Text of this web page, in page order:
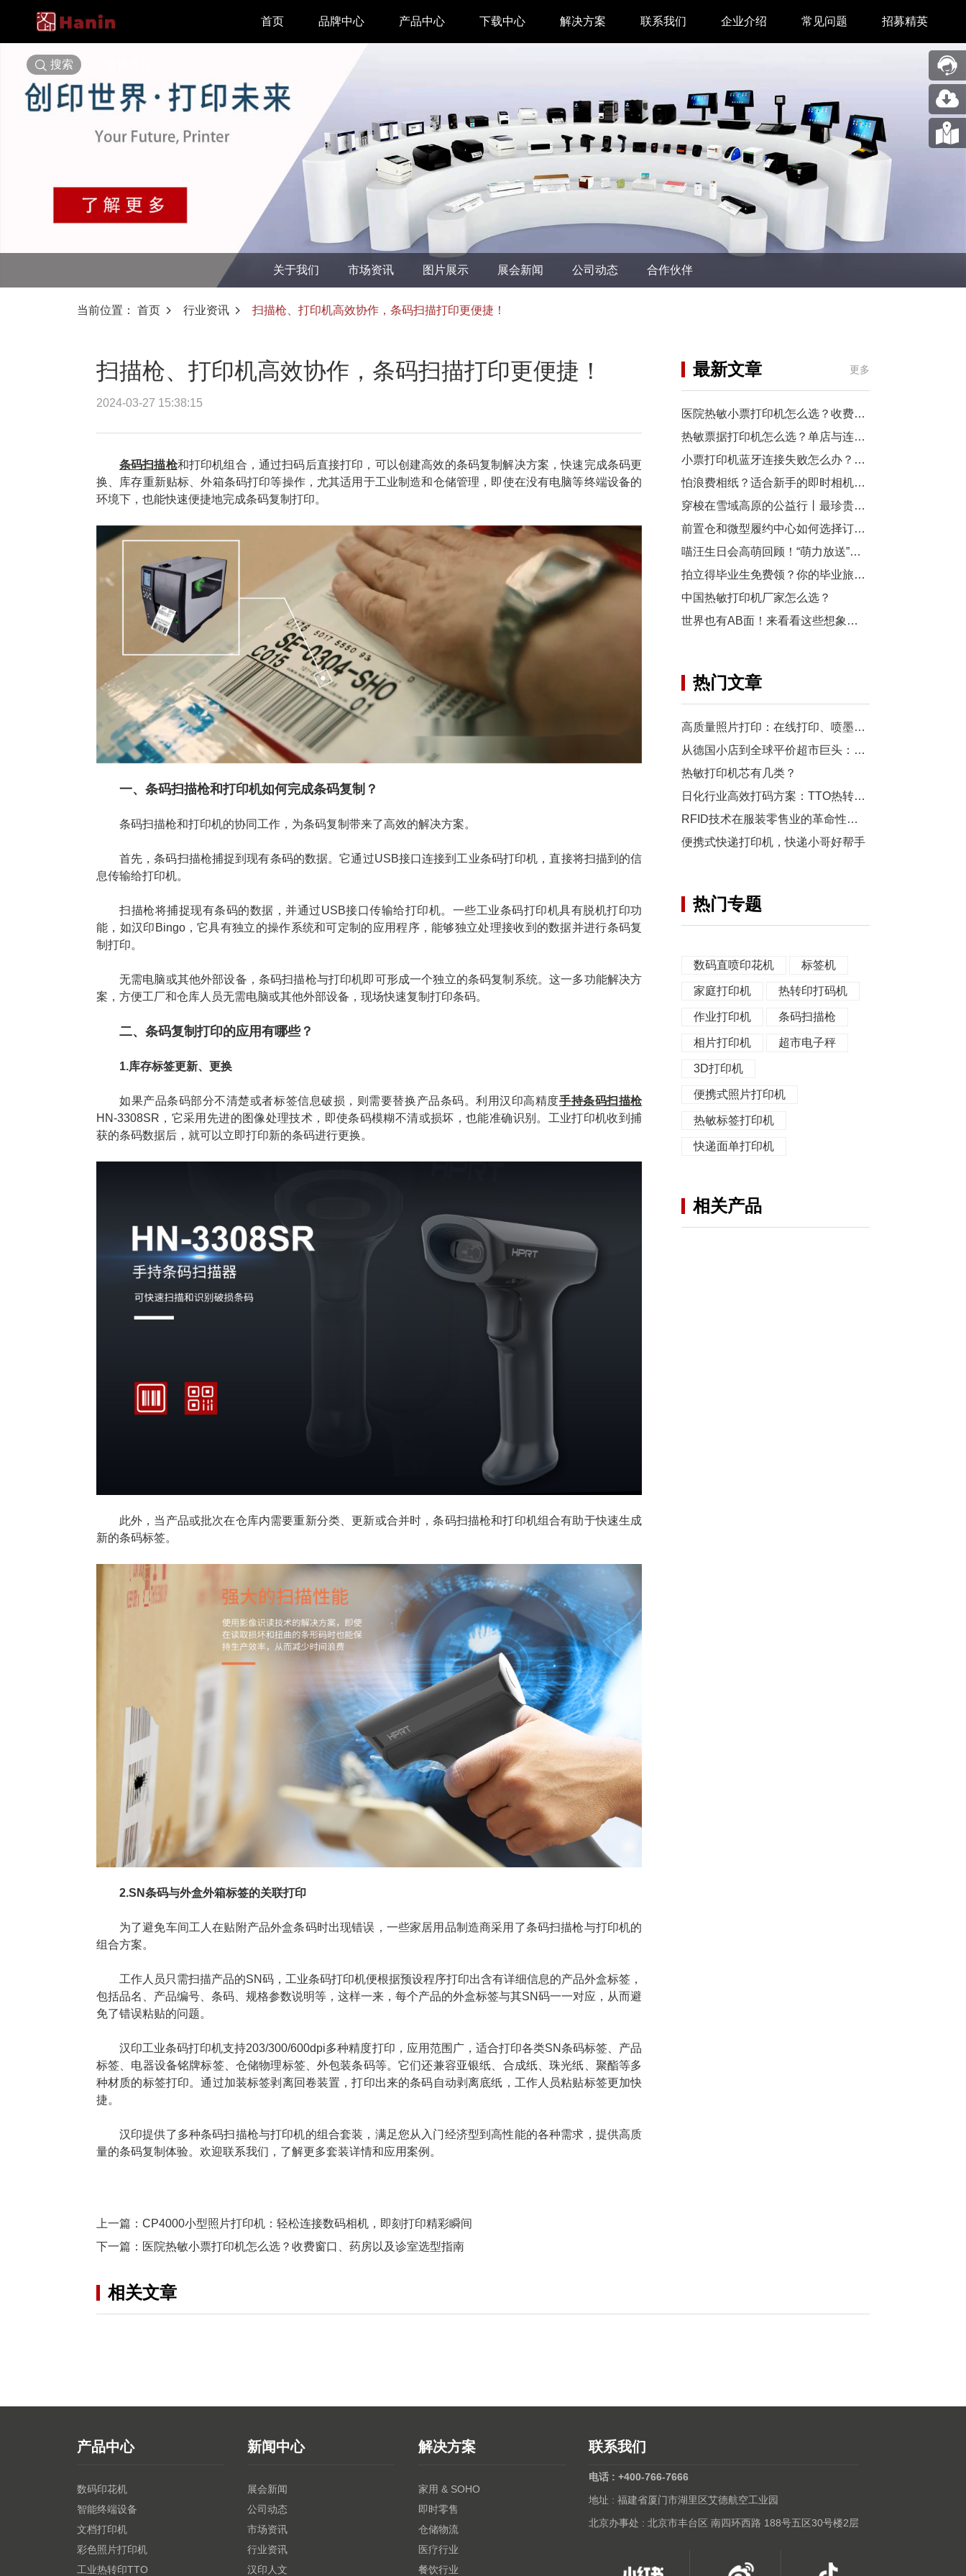
首页 品牌中心 产品中心 下载中心
汉印管家
工具下载
汉码标签软件
解决方案
即时零售
仓储物流
增材制造
联系我们
业务合作
回收再利用服务
问题反馈&建议
企业介绍
关于我们
图片展示
合作伙伴
汉印人文
公司动态
3D打印
常见问题 招募精英
搜索
关于我们 市场资讯 图片展示 展会新闻 公司动态 合作伙伴
当前位置： 首页 行业资讯 扫描枪、打印机高效协作，条码扫描打印更便捷！
扫描枪、打印机高效协作，条码扫描打印更便捷！
2024-03-27 15:38:15
条码扫描枪和打印机组合，通过扫码后直接打印，可以创建高效的条码复制解决方案，快速完成条码更
换、库存重新贴标、外箱条码打印等操作，尤其适用于工业制造和仓储管理，即使在没有电脑等终端设备的
环境下，也能快速便捷地完成条码复制打印。
一、条码扫描枪和打印机如何完成条码复制？
条码扫描枪和打印机的协同工作，为条码复制带来了高效的解决方案。
首先，条码扫描枪捕捉到现有条码的数据。它通过USB接口连接到工业条码打印机，直接将扫描到的信
息传输给打印机。
扫描枪将捕捉现有条码的数据，并通过USB接口传输给打印机。一些工业条码打印机具有脱机打印功
能，如汉印Bingo，它具有独立的操作系统和可定制的应用程序，能够独立处理接收到的数据并进行条码复
制打印。
无需电脑或其他外部设备，条码扫描枪与打印机即可形成一个独立的条码复制系统。这一多功能解决方
案，方便工厂和仓库人员无需电脑或其他外部设备，现场快速复制打印条码。
二、条码复制打印的应用有哪些？
1.库存标签更新、更换
如果产品条码部分不清楚或者标签信息破损，则需要替换产品条码。利用汉印高精度手持条码扫描枪
HN-3308SR，它采用先进的图像处理技术，即使条码模糊不清或损坏，也能准确识别。工业打印机收到捕
获的条码数据后，就可以立即打印新的条码进行更换。
此外，当产品或批次在仓库内需要重新分类、更新或合并时，条码扫描枪和打印机组合有助于快速生成
新的条码标签。
2.SN条码与外盒外箱标签的关联打印
为了避免车间工人在贴附产品外盒条码时出现错误，一些家居用品制造商采用了条码扫描枪与打印机的
组合方案。
工作人员只需扫描产品的SN码，工业条码打印机便根据预设程序打印出含有详细信息的产品外盒标签，
包括品名、产品编号、条码、规格参数说明等，这样一来，每个产品的外盒标签与其SN码一一对应，从而避
免了错误粘贴的问题。
汉印工业条码打印机支持203/300/600dpi多种精度打印，应用范围广，适合打印各类SN条码标签、产品
标签、电器设备铭牌标签、仓储物理标签、外包装条码等。它们还兼容亚银纸、合成纸、珠光纸、聚酯等多
种材质的标签打印。通过加装标签剥离回卷装置，打印出来的条码自动剥离底纸，工作人员粘贴标签更加快
捷。
汉印提供了多种条码扫描枪与打印机的组合套装，满足您从入门经济型到高性能的各种需求，提供高质
量的条码复制体验。欢迎联系我们，了解更多套装详情和应用案例。
上一篇： CP4000小型照片打印机：轻松连接数码相机，即刻打印精彩瞬间
下一篇： 医院热敏小票打印机怎么选？收费窗口、药房以及诊室选型指南
最新文章 更多
医院热敏小票打印机怎么选？收费窗口、药房以及诊室选型指南
热敏票据打印机怎么选？单店与连锁门店选型对比
小票打印机蓝牙连接失败怎么办？从配对到断连7步排查
怕浪费相纸？适合新手的即时相机推荐
穿梭在雪域高原的公益行丨最珍贵的“礼物”，是让孩子看见远方
前置仓和微型履约中心如何选择订单小票打印机？
喵汪生日会高萌回顾！“萌力放送”请查收~
拍立得毕业生免费领？你的毕业旅行照，也有机会上「三影堂」影展了！
中国热敏打印机厂家怎么选？
世界也有AB面！来看看这些想象力拉满的拍立得作品~
热门文章
高质量照片打印：在线打印、喷墨打印机还是便携照片打印机？
从德国小店到全球平价超市巨头：Aldi（奥乐齐）的成长之路
热敏打印机芯有几类？
日化行业高效打码方案：TTO热转印打码机
RFID技术在服装零售业的革命性应用
便携式快递打印机，快递小哥好帮手
热门专题
数码直喷印花机 标签机
家庭打印机 热转印打码机
作业打印机 条码扫描枪
相片打印机 超市电子秤
3D打印机
便携式照片打印机
热敏标签打印机
快递面单打印机
相关产品
相关文章
产品中心
数码印花机
智能终端设备
文档打印机
彩色照片打印机
工业热转印TTO
新闻中心
展会新闻
公司动态
市场资讯
行业资讯
汉印人文
解决方案
家用 & SOHO
即时零售
仓储物流
医疗行业
餐饮行业
联系我们
电话 : +400-766-7666
地址 : 福建省厦门市湖里区艾德航空工业园
北京办事处 : 北京市丰台区 南四环西路 188号五区30号楼2层